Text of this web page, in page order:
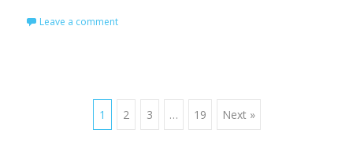
Leave a comment
Posts
1 2 3 … 19 Next »